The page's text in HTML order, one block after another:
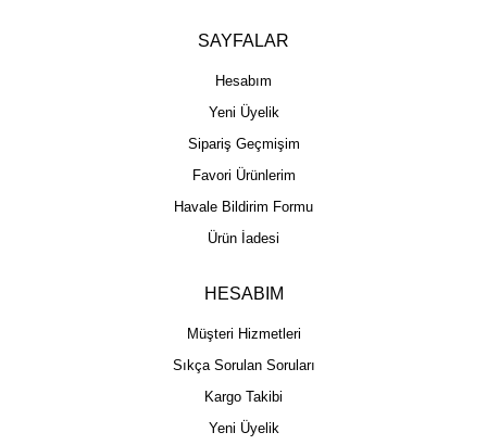
SAYFALAR
Hesabım
Yeni Üyelik
Sipariş Geçmişim
Favori Ürünlerim
Havale Bildirim Formu
Ürün İadesi
HESABIM
Müşteri Hizmetleri
Sıkça Sorulan Soruları
Kargo Takibi
Yeni Üyelik